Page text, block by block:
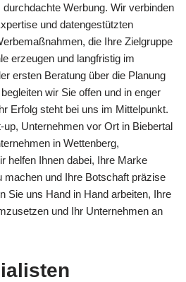
Werbung. Wir verbinden
und datengestützten
die Ihre Zielgruppe
erzeugen und langfristig im
ersten Beratung über die Planung
wir Sie offen und in enger
Erfolg steht bei uns im Mittelpunkt.
Unternehmen vor Ort in Biebertal
in Wettenberg,
helfen Ihnen dabei, Ihre Marke
machen und Ihre Botschaft präzise
Sie uns Hand in Hand arbeiten, Ihre
und Ihr Unternehmen an